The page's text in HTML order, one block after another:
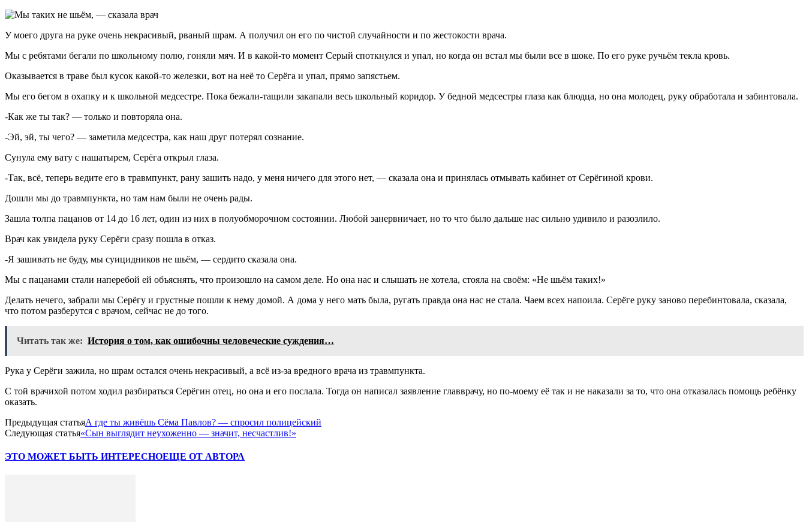
У моего друга на руке очень некрасивый, рваный шрам. А получил он его по чистой случайности и по жестокости врача.
Мы с ребятами бегали по школьному полю, гоняли мяч. И в какой-то момент Серый споткнулся и упал, но когда он встал мы были все в шоке. По его руке ручьём текла кровь.
Оказывается в траве был кусок какой-то железки, вот на неё то Серёга и упал, прямо запястьем.
Мы его бегом в охапку и к школьной медсестре. Пока бежали-тащили закапали весь школьный коридор. У бедной медсестры глаза как блюдца, но она молодец, руку обработала и забинтовала.
-Как же ты так? — только и повторяла она.
-Эй, эй, ты чего? — заметила медсестра, как наш друг потерял сознание.
Сунула ему вату с нашатырем, Серёга открыл глаза.
-Так, всё, теперь ведите его в травмпункт, рану зашить надо, у меня ничего для этого нет, — сказала она и принялась отмывать кабинет от Серёгиной крови.
Дошли мы до травмпункта, но там нам были не очень рады.
Зашла толпа пацанов от 14 до 16 лет, один из них в полуобморочном состоянии. Любой занервничает, но то что было дальше нас сильно удивило и разозлило.
Врач как увидела руку Серёги сразу пошла в отказ.
-Я зашивать не буду, мы суицидников не шьём, — сердито сказала она.
Мы с пацанами стали наперебой ей объяснять, что произошло на самом деле. Но она нас и слышать не хотела, стояла на своём: «Не шьём таких!»
Делать нечего, забрали мы Серёгу и грустные пошли к нему домой. А дома у него мать была, ругать правда она нас не стала. Чаем всех напоила. Серёге руку заново перебинтовала, сказала,
что потом разберутся с врачом, сейчас не до того.
Читать так же: История о том, как ошибочны человеческие суждения…
Рука у Серёги зажила, но шрам остался очень некрасивый, а всё из-за вредного врача из травмпункта.
С той врачихой потом ходил разбираться Серёгин отец, но она и его послала. Тогда он написал заявление главврачу, но по-моему её так и не наказали за то, что она отказалась помощь ребёнку
оказать.
Предыдущая статьяА где ты живёшь Сёма Павлов? — спросил полицейский
Следующая статья«Сын выглядит неухоженно — значит, несчастлив!»
ЭТО МОЖЕТ БЫТЬ ИНТЕРЕСНОЕЩЕ ОТ АВТОРА